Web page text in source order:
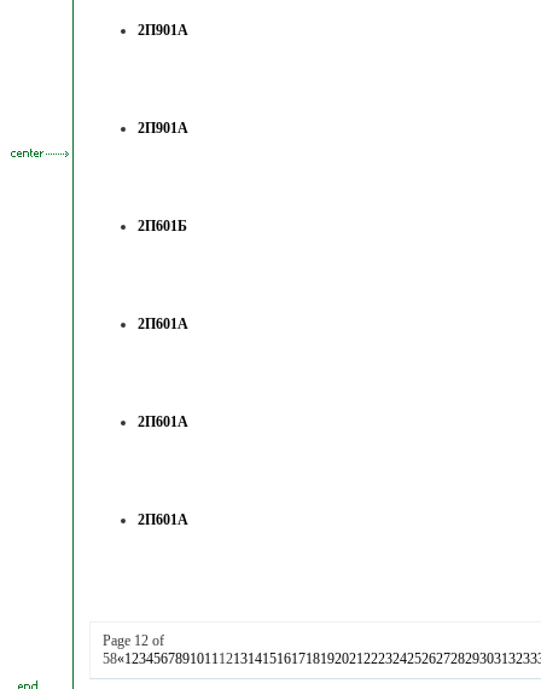
2П901А
2П901А
2П601Б
2П601А
2П601А
2П601А
Page 12 of
58«123456789101112131415161718192021222324252627282930313233